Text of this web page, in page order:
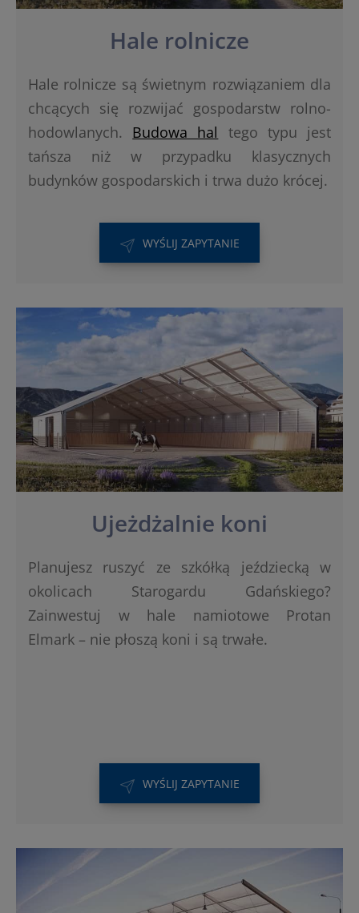
Hale rolnicze
Hale rolnicze są świetnym rozwiązaniem dla
chcących się rozwijać gospodarstw rolno-
hodowlanych. Budowa hal
tego typu jest
tańsza niż w przypadku klasycznych
budynków gospodarskich i trwa dużo krócej.
WYŚLIJ ZAPYTANIE
Ujeżdżalnie koni
Planujesz ruszyć ze szkółką jeździecką w
okolicach Starogardu Gdańskiego?
Zainwestuj w hale namiotowe Protan
Elmark – nie płoszą koni i są trwałe.
WYŚLIJ ZAPYTANIE